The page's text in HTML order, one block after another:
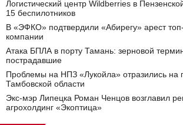
Логистический центр Wildberries в
15 беспилотников
В «ЭФКО» подтвердили «Абирегу» арест
компании
Атака БПЛА в порту Тамань: зерновой
пострадавшие
Проблемы на НПЗ «Лукойла» отразились на
Тамбовской области
Экс-мэр Липецка Роман Ченцов возглавил
агрохолдинг «Экоптица»